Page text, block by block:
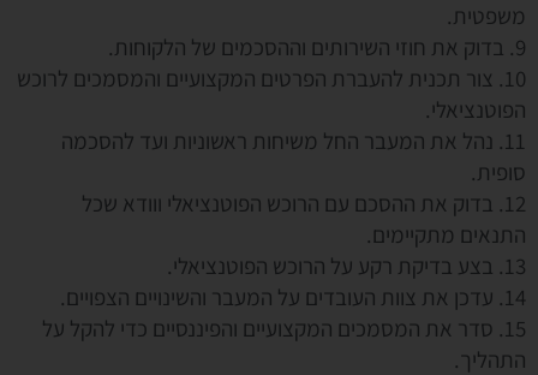
משפטית.
9. בדוק את חוזי השירותים וההסכמים של הלקוחות.
10. צור תכנית להעברת הפרטים המקצועיים והמסמכים לרוכש
הפוטנציאלי.
11. נהל את המעבר החל משיחות ראשוניות ועד להסכמה
סופית.
12. בדוק את ההסכם עם הרוכש הפוטנציאלי ווודא שכל
התנאים מתקיימים.
13. בצע בדיקת רקע על הרוכש הפוטנציאלי.
14. עדכן את צוות העובדים על המעבר והשינויים הצפויים.
15. סדר את המסמכים המקצועיים והפיננסיים כדי להקל על
התהליך.